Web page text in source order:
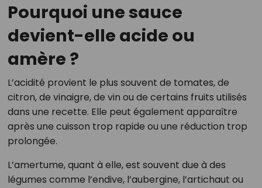
Pourquoi une sauce
devient-elle acide ou
amère ?
L’acidité provient le plus souvent de tomates, de
citron, de vinaigre, de vin ou de certains fruits utilisés
dans une recette. Elle peut également apparaître
après une cuisson trop rapide ou une réduction trop
prolongée.
L’amertume, quant à elle, est souvent due à des
légumes comme l’endive, l’aubergine, l’artichaut ou